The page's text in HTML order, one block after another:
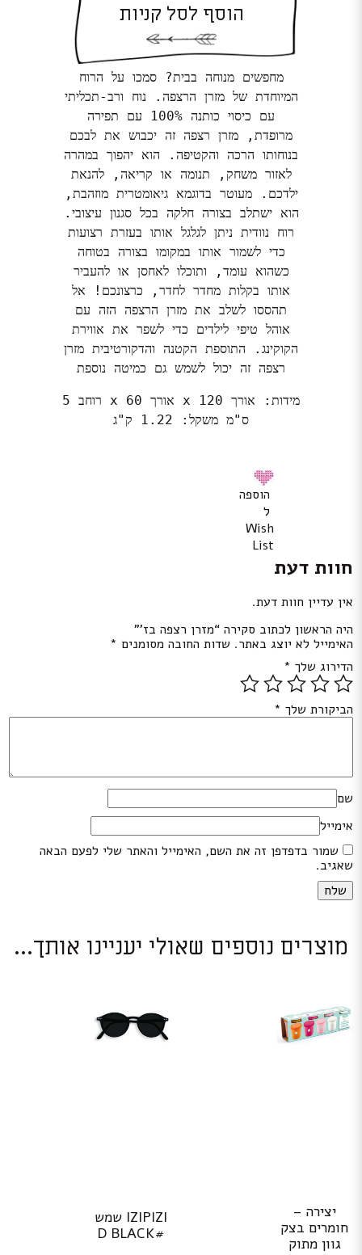
הוסף לסל קניות
מחפשים מנוחה בבית? סמכו על הרוח
המיוחדת של מזרן הרצפה. נוח ורב-תכליתי
עם כיסוי כותנה 100% עם תפירה
מרופדת, מזרן רצפה זה יכבוש את לבכם
בנוחותו הרכה והקטיפה. הוא יהפוך במהרה
לאזור משחק, תנומה או קריאה, להנאת
ילדכם. מעוטר בדוגמא גיאומטרית מוזהבת,
הוא ישתלב בצורה חלקה בכל סגנון עיצובי.
רוח נוודית ניתן לגלגל אותו בעזרת רצועות
כדי לשמור אותו במקומו בצורה בטוחה
כשהוא עומד, ותוכלו לאחסן או להעביר
אותו בקלות מחדר לחדר, כרצונכם! אל
תהססו לשלב את מזרן הרצפה הזה עם
אוהל טיפי לילדים כדי לשפר את אווירת
הקוקינג. התוספת הקטנה והדקורטיבית מזרן
רצפה זה יכול לשמש גם כמיטה נוספת
מידות: אורך 120 x אורך 60 x רוחב 5
ס"מ משקל: 1.22 ק"ג
הוספה
ל
Wish
List
חוות דעת
אין עדיין חוות דעת.
היה הראשון לכתוב סקירה “מזרן רצפה בז’”
האימייל לא יוצג באתר. שדות החובה מסומנים *
הדירוג שלך *
הביקורת שלך *
שם
אימייל
שמור בדפדפן זה את השם, האימייל והאתר שלי לפעם הבאה
שאגיב.
מוצרים נוספים שאולי יעניינו אותך...
יצירה –
חומרים בצק
גוון מתוק
IZIPIZI שמש
#D BLACK